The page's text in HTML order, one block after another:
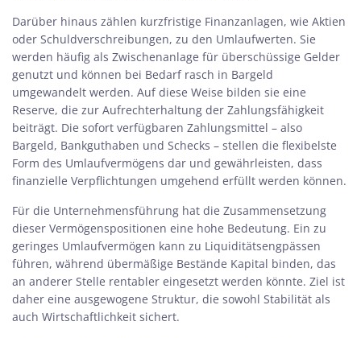
Darüber hinaus zählen kurzfristige Finanzanlagen, wie Aktien
oder Schuldverschreibungen, zu den Umlaufwerten. Sie
werden häufig als Zwischenanlage für überschüssige Gelder
genutzt und können bei Bedarf rasch in Bargeld
umgewandelt werden. Auf diese Weise bilden sie eine
Reserve, die zur Aufrechterhaltung der Zahlungsfähigkeit
beiträgt. Die sofort verfügbaren Zahlungsmittel – also
Bargeld, Bankguthaben und Schecks – stellen die flexibelste
Form des Umlaufvermögens dar und gewährleisten, dass
finanzielle Verpflichtungen umgehend erfüllt werden können.
Für die Unternehmensführung hat die Zusammensetzung
dieser Vermögenspositionen eine hohe Bedeutung. Ein zu
geringes Umlaufvermögen kann zu Liquiditätsengpässen
führen, während übermäßige Bestände Kapital binden, das
an anderer Stelle rentabler eingesetzt werden könnte. Ziel ist
daher eine ausgewogene Struktur, die sowohl Stabilität als
auch Wirtschaftlichkeit sichert.